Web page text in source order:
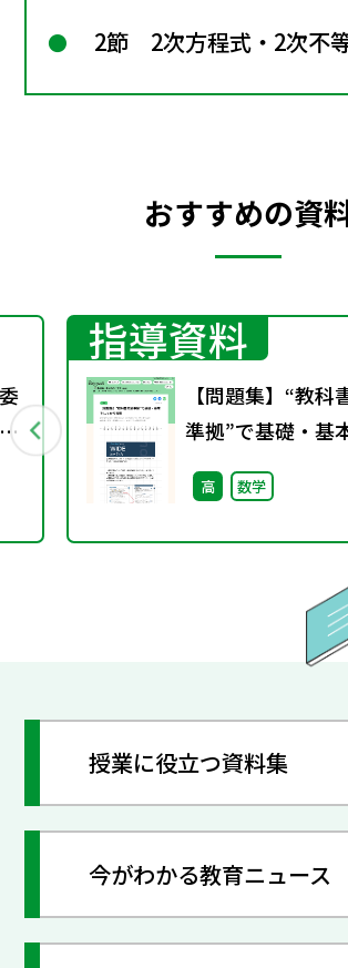
2節 2次方程式・2次不
おすすめの資
指導資料
【問題集】“教科
準拠”で基礎・基
っかり習熟
高 数学
授業に役立つ資料集
今がわかる教育ニュース